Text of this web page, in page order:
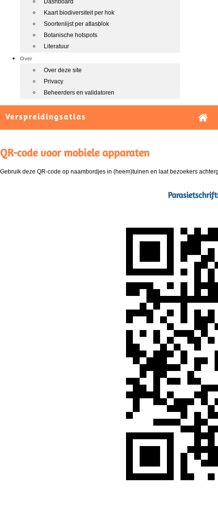
Dashboard
Kaart biodiversiteit per hok
Soortenlijst per atlasblok
Botanische hotspots
Literatuur
Over
Over deze site
Privacy
Beheerders en validatoren
Verspreidingsatlas
QR-code voor mobiele apparaten
Gebruik deze QR-code op naambordjes in (heem)tuinen en laat bezoekers